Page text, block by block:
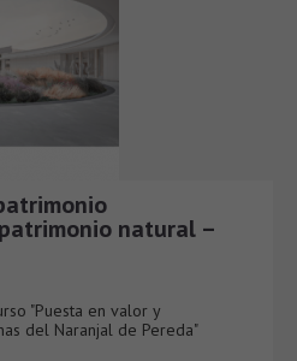
natural –
"Puesta en valor y
del Naranjal de Pereda"